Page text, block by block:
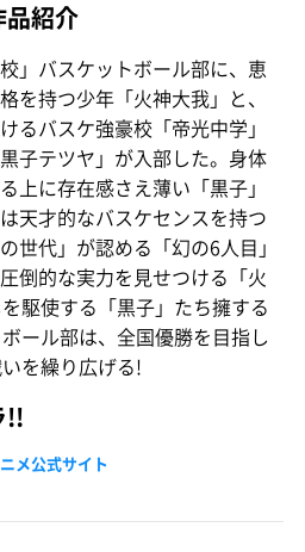
品紹介
校」バスケットボール部に、恵
を持つ少年「火神大我」と、
るバスケ強豪校「帝光中学」
子テツヤ」が入部した。身体
上に存在感さえ薄い「黒子」
天才的なバスケセンスを持つ
の世代」が認める「幻の6人目」
倒的な実力を見せつける「火
駆使する「黒子」たち擁する
ール部は、全国優勝を目指し
を繰り広げる!
!!
メ公式サイト